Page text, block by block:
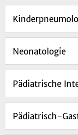
Neonatologie
Pädiatrische
Pädiatrisch-